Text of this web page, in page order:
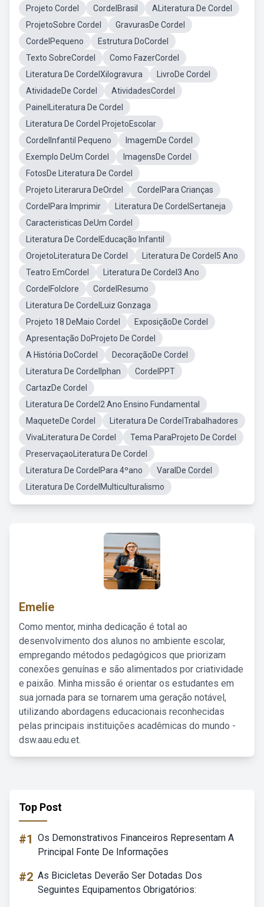
Projeto Cordel CordelBrasil
ALiteratura De Cordel
ProjetoSobre Cordel
GravurasDe Cordel
CordelPequeno
Estrutura DoCordel
Texto SobreCordel
Como FazerCordel
Literatura De CordelXilogravura
LivroDe Cordel
AtividadeDe Cordel
AtividadesCordel
PainelLiteratura De Cordel
Literatura De Cordel ProjetoEscolar
CordelInfantil Pequeno
ImagemDe Cordel
Exemplo DeUm Cordel
ImagensDe Cordel
FotosDe Literatura De Cordel
Projeto Literarura DeOrdel
CordelPara Crianças
CordelPara Imprimir
Literatura De CordelSertaneja
Caracteristicas DeUm Cordel
Literatura De CordelEducação Infantil
OrojetoLiteratura De Cordel
Literatura De Cordel5 Ano
Teatro EmCordel
Literatura De Cordel3 Ano
CordelFolclore
CordelResumo
Literatura De CordelLuiz Gonzaga
Projeto 18 DeMaio Cordel
ExposiçãoDe Cordel
Apresentação DoProjeto De Cordel
A História DoCordel
DecoraçãoDe Cordel
Literatura De CordelIphan
CordelPPT
CartazDe Cordel
Literatura De Cordel2 Ano Ensino Fundamental
MaqueteDe Cordel
Literatura De CordelTrabalhadores
VivaLiteratura De Cordel
Tema ParaProjeto De Cordel
PreservaçaoLiteratura De Cordel
Literatura De CordelPara 4ºano
VaralDe Cordel
Literatura De CordelMulticulturalismo
Emelie
Como mentor, minha dedicação é total ao
desenvolvimento dos alunos no ambiente escolar,
empregando métodos pedagógicos que priorizam
conexões genuínas e são alimentados por criatividade
e paixão. Minha missão é orientar os estudantes em
sua jornada para se tornarem uma geração notável,
utilizando abordagens educacionais reconhecidas
pelas principais instituições acadêmicas do mundo -
dsw.aau.edu.et.
Top Post
#1 Os Demonstrativos Financeiros Representam A
Principal Fonte De Informações
#2 As Bicicletas Deverão Ser Dotadas Dos
Seguintes Equipamentos Obrigatórios: